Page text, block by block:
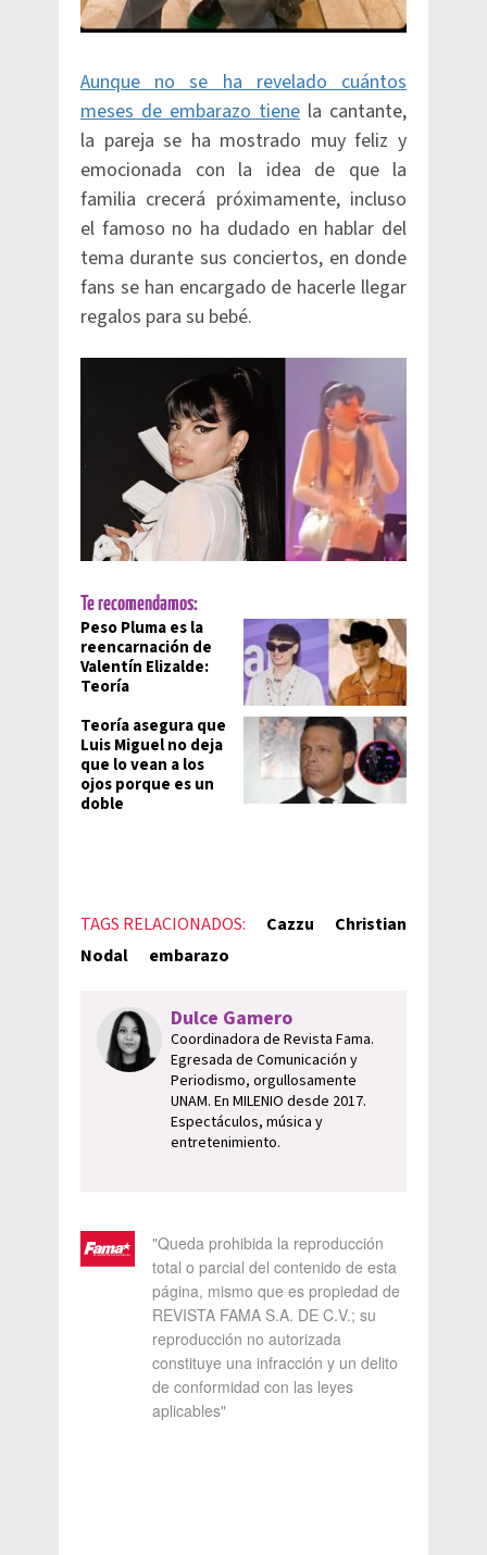
Aunque no se ha revelado cuántos
meses de embarazo tiene la cantante,
la pareja se ha mostrado muy feliz y
emocionada con la idea de que la
familia crecerá próximamente, incluso
el famoso no ha dudado en hablar del
tema durante sus conciertos, en donde
fans se han encargado de hacerle llegar
regalos para su bebé.
Te recomendamos:
Peso Pluma es la
reencarnación de
Valentín Elizalde:
Teoría
Teoría asegura que
Luis Miguel no deja
que lo vean a los
ojos porque es un
doble
TAGS RELACIONADOS: Cazzu
Christian
Nodal
embarazo
Dulce Gamero
Coordinadora de Revista Fama.
Egresada de Comunicación y
Periodismo, orgullosamente
UNAM. En MILENIO desde 2017.
Espectáculos, música y
entretenimiento.
"Queda prohibida la reproducción
total o parcial del contenido de esta
página, mismo que es propiedad de
REVISTA FAMA S.A. DE C.V.; su
reproducción no autorizada
constituye una infracción y un delito
de conformidad con las leyes
aplicables"